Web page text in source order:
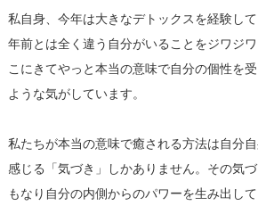
私自身、今年は大きなデトックスを経験し
年前とは全く違う自分がいることをジワジ
こにきてやっと本当の意味で自分の個性を
ような気がしています。
私たちが本当の意味で癒される方法は自分
感じる「気づき」しかありません。その気
もなり自分の内側からのパワーを生み出して